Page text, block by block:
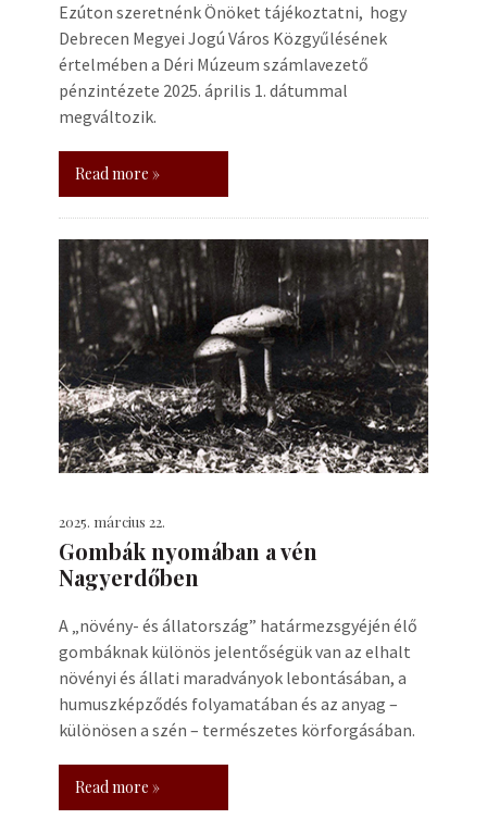
Ezúton szeretnénk Önöket tájékoztatni, hogy
Debrecen Megyei Jogú Város Közgyűlésének
értelmében a Déri Múzeum számlavezető
pénzintézete 2025. április 1. dátummal
megváltozik.
Read more »
2025. március 22.
Gombák nyomában a vén
Nagyerdőben
A „növény- és állatország” határmezsgyéjén élő
gombáknak különös jelentőségük van az elhalt
növényi és állati maradványok lebontásában, a
humuszképződés folyamatában és az anyag –
különösen a szén – természetes körforgásában.
Read more »